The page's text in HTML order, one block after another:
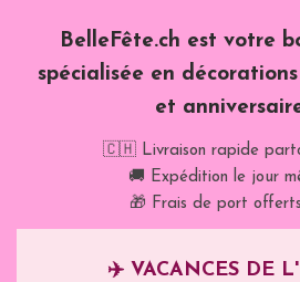
BelleFête.ch est votre
spécialisée en
et
🇨🇭 Livraison rapide
🚚 Expédition le jour
🎁 Frais de port
✈️ VACANCES DE